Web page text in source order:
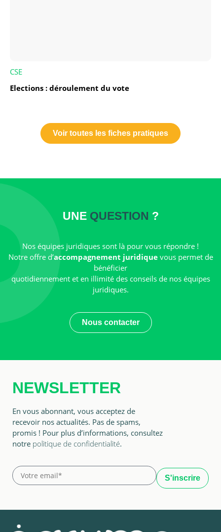
CSE
Elections : déroulement du vote
Voir toutes les fiches pratiques
UNE QUESTION ?
Nos équipes juridiques sont là pour vous répondre !
Notre offre d’accompagnement juridiquevous permet de
bénéficier
quotidiennement et en illimité des conseils de nos équipes
juridiques.
Nous contacter
NEWSLETTER
En vous abonnant, vous acceptez de
recevoir nos actualités. Pas de spams,
promis ! Pour plus d’informations, consultez
notre politique de confidentialité.